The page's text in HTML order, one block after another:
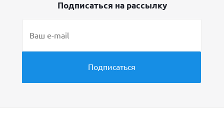
Подписаться на рассылку